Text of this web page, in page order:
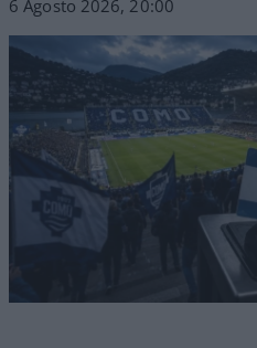
6 Agosto 2026, 20:00